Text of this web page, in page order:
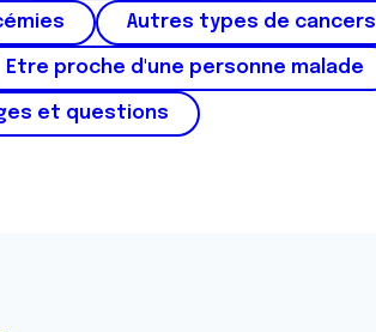
Autres types de cancers
Etre proche d'une personne malade
et questions